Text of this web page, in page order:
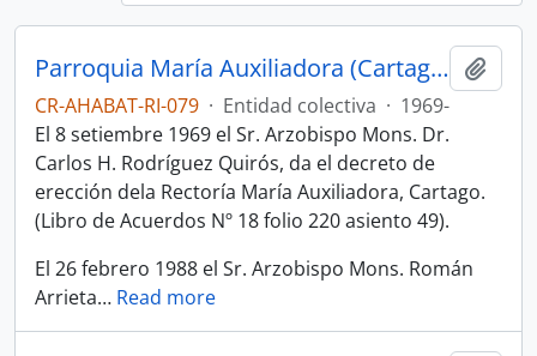
Parroquia María Auxiliadora (Cartago)
CR-AHABAT-RI-079 · Entidad colectiva · 1969-
El 8 setiembre 1969 el Sr. Arzobispo Mons. Dr.
Carlos H. Rodríguez Quirós, da el decreto de
erección dela Rectoría María Auxiliadora, Cartago.
(Libro de Acuerdos Nº 18 folio 220 asiento 49).
El 26 febrero 1988 el Sr. Arzobispo Mons. Román
Arrieta… Read more